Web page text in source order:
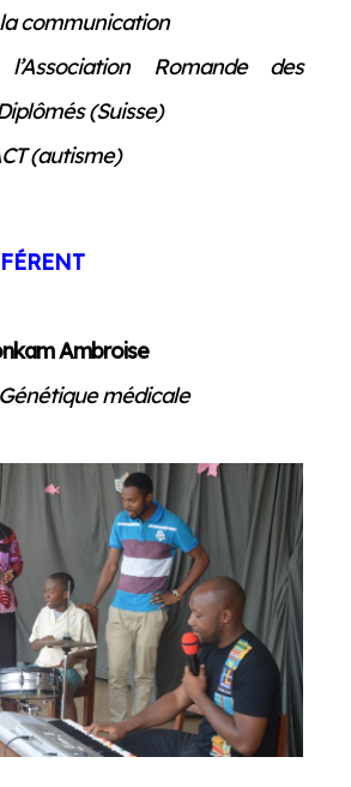
communication
Romande des
(Suisse)
(autisme)
Ambroise
médicale